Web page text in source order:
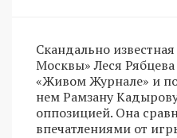
Скандально
Москвы» Леся Рябцева
«Живом Журнале» и
нем Рамзану
оппозицией. Она
впечатлениями от